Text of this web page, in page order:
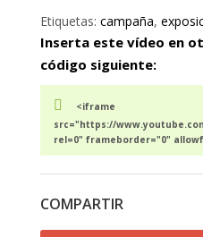
Etiquetas: campaña,
Inserta este vídeo en
código siguiente:
<iframe
src="https://
rel=0" frameborder="0"
COMPARTIR